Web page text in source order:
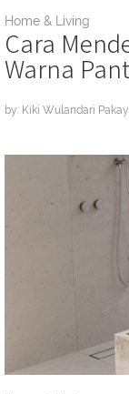
Home & Living
Cara
Warna
by: Kiki Wulandari